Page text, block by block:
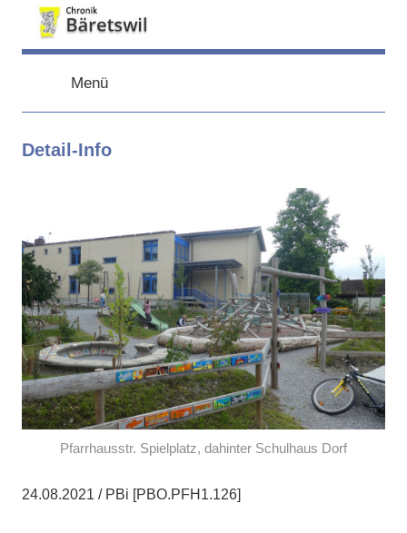
chronik-
baeretswil.ch
baeretswil.ch
Menü
Detail-Info
Pfarrhausstr. Spielplatz, dahinter Schulhaus Dorf
24.08.2021 / PBi [PBO.PFH1.126]